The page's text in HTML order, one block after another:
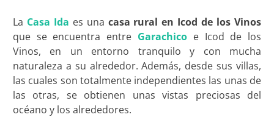
La Casa Ida es una casa rural en Icod de los Vinos
que se encuentra entre Garachico e Icod de los
Vinos, en un entorno tranquilo y con mucha
naturaleza a su alrededor. Además, desde sus villas,
las cuales son totalmente independientes las unas de
las otras, se obtienen unas vistas preciosas del
océano y los alrededores.